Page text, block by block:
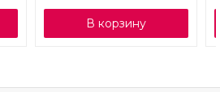
В корзину